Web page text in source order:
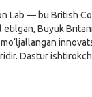
Lab — bu British
etilgan, Buyuk
Dastur